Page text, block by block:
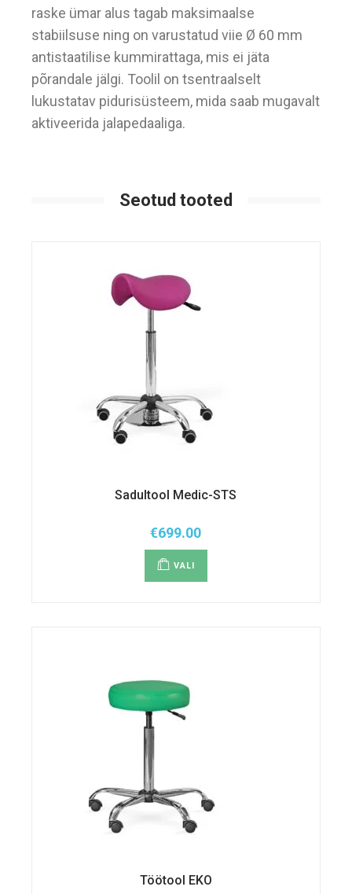
raske ümar alus tagab maksimaalse
stabiilsuse ning on varustatud viie Ø 60 mm
antistaatilise kummirattaga, mis ei jäta
põrandale jälgi. Toolil on tsentraalselt
lukustatav pidurisüsteem, mida saab mugavalt
aktiveerida jalapedaaliga.
Seotud tooted
Sadultool Medic-STS
€699.00
VALI
mitu
Töötool EKO